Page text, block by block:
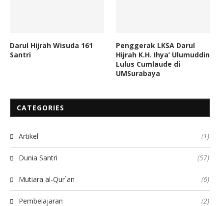
Darul Hijrah Wisuda 161
Santri
Penggerak LKSA Darul
Hijrah K.H. Ihya’ Ulumuddin
Lulus Cumlaude di
UMSurabaya
CATEGORIES
Artikel (1)
Dunia Santri (57)
Mutiara al-Qur`an (6)
Pembelajaran (2)